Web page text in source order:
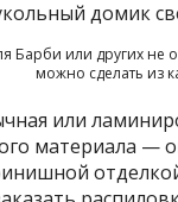
Барби или других не
можно сделать из
или
материала —